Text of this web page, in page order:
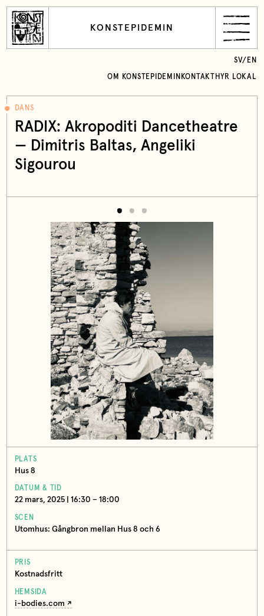
KONSTEPIDEMIN
OM KONSTEPIDEMIN KONTAKT HYR LOKAL
SV/ EN
DANS
RADIX: Akropoditi Dancetheatre
— Dimitris Baltas, Angeliki
Sigourou
PLATS
Hus 8
DATUM & TID
22 mars, 2025 | 16:30 – 18:00
SCEN
Utomhus: Gångbron mellan Hus 8 och 6
PRIS
Kostnadsfritt
HEMSIDA
i-bodies.com